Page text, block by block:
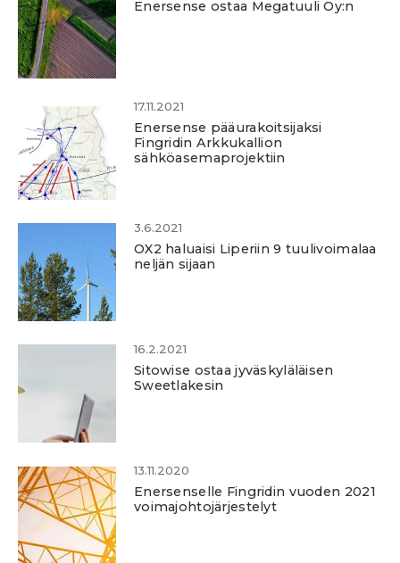
Enersense ostaa Megatuuli Oy:n
17.11.2021
Enersense pääurakoitsijaksi
Fingridin Arkkukallion
sähköasemaprojektiin
3.6.2021
OX2 haluaisi Liperiin 9 tuulivoimalaa
neljän sijaan
16.2.2021
Sitowise ostaa jyväskyläläisen
Sweetlakesin
13.11.2020
Enersenselle Fingridin vuoden 2021
voimajohtojärjestelyt